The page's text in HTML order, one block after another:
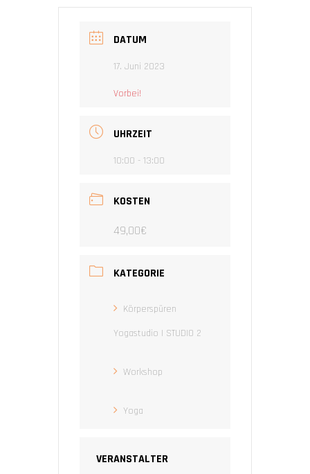
DATUM
17. Juni 2023
Vorbei!
UHRZEIT
10:00 - 13:00
KOSTEN
49,00€
KATEGORIE
Körperspüren
Yogastudio | STUDIO 2
Workshop
Yoga
VERANSTALTER